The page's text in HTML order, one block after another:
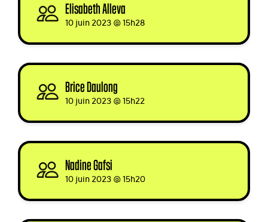
Elisabeth Alleva
10 juin 2023 @ 15h28
Brice Daulong
10 juin 2023 @ 15h22
Nadine Gafsi
10 juin 2023 @ 15h20